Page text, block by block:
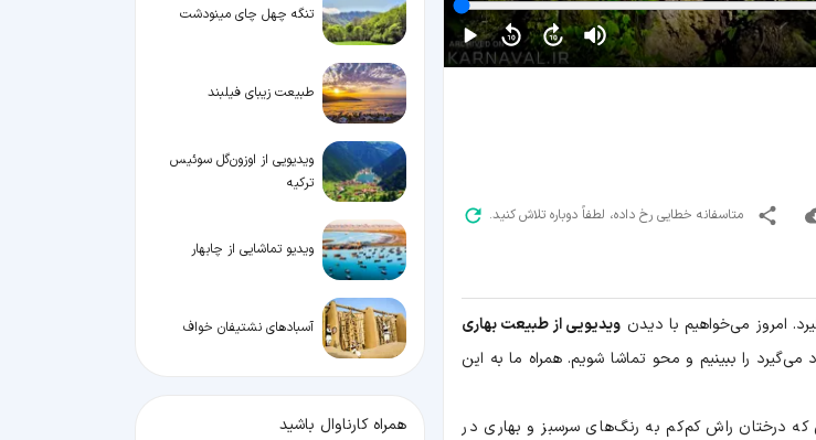
متاسفانه خطایی رخ داده، لطفاً دوباره تلاش کنید.
امروز می‌خواهیم با دیدن ویدیویی از طبیعت بهاری
را ببینیم و محو تماشا شویم. همراه ما به این
که درختان راش کم‌کم به رنگ‌های سرسبز و بهاری در
تنگه چهل‌ چای مینودشت
طبیعت زیبای فیلبند
ویدیویی از اوزون‌گل سوئیس
ترکیه
ویدیو تماشایی از چابهار
آسبادهای نشتیفان خواف
همراه کارناوال باشید